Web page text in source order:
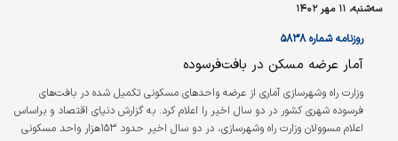
سه‌شنبه، ۱۱ مهر ۱۴۰۲
روزنامه شماره ۵۸۳۸
آمار عرضه مسکن در بافت‌‌‌فرسوده
وزارت راه وشهرسازی آماری از عرضه واحدهای مسکونی تکمیل شده در بافت‌‌‌های
فرسوده شهری کشور در دو سال اخیر را اعلام کرد. به گزارش دنیای اقتصاد و براساس
اعلام مسوولان وزارت راه وشهرسازی، در دو سال اخیر حدود ۱۵۳هزار واحد مسکونی